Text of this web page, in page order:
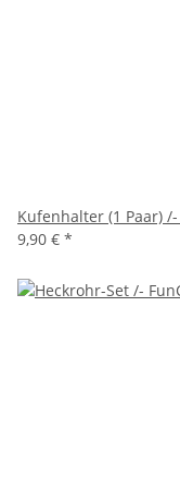
Kufenhalter (1 Paar)
9,90 € *